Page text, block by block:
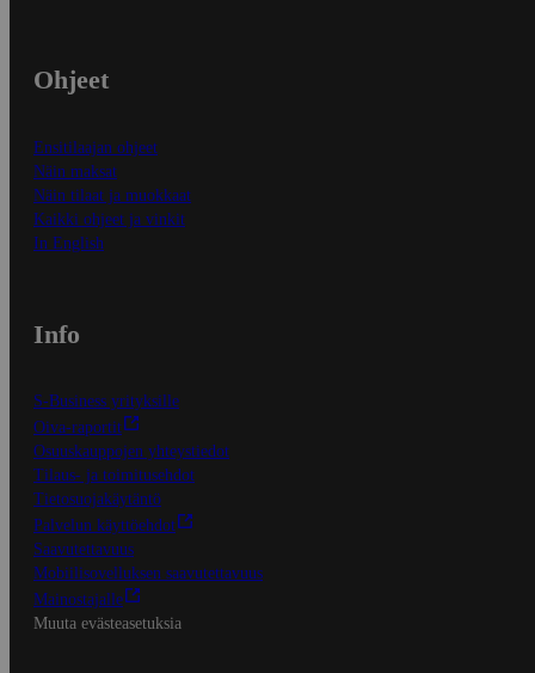
Ohjeet
Ensitilaajan ohjeet
Näin maksat
Näin tilaat ja muokkaat
Kaikki ohjeet ja vinkit
In English
Info
S-Business yrityksille
Oiva-raportit
Osuuskauppojen yhteystiedot
Tilaus- ja toimitusehdot
Tietosuojakäytäntö
Palvelun käyttöehdot
Saavutettavuus
Mobiilisovelluksen saavutettavuus
Mainostajalle
Muuta evästeasetuksia